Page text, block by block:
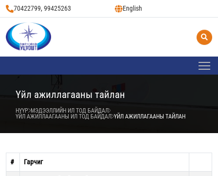
70422799, 99425263 English
Үйл ажиллагааны тайлан
НҮҮР МЭДЭЭЛЛИЙН ИЛ ТОД БАЙДАЛ
ҮЙЛ АЖИЛЛААГААНЫ ИЛ ТОД БАЙДАЛ ҮЙЛ АЖИЛЛАГААНЫ ТАЙЛАН
# Гарчиг